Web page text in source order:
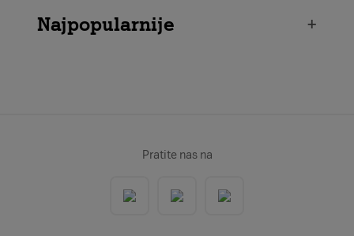
Najpopularnije
+
Pratite nas na